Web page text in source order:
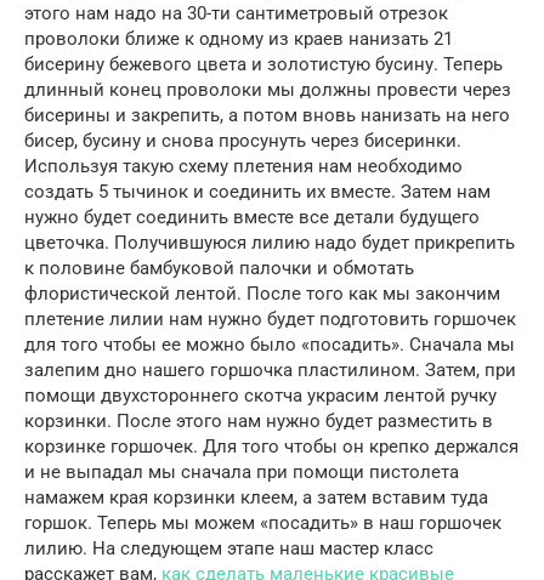
этого нам надо на 30-ти сантиметровый отрезок
проволоки ближе к одному из краев нанизать 21
бисерину бежевого цвета и золотистую бусину. Теперь
длинный конец проволоки мы должны провести через
бисерины и закрепить, а потом вновь нанизать на него
бисер, бусину и снова просунуть через бисеринки.
Используя такую схему плетения нам необходимо
создать 5 тычинок и соединить их вместе. Затем нам
нужно будет соединить вместе все детали будущего
цветочка. Получившуюся лилию надо будет прикрепить
к половине бамбуковой палочки и обмотать
флористической лентой. После того как мы закончим
плетение лилии нам нужно будет подготовить горшочек
для того чтобы ее можно было «посадить». Сначала мы
залепим дно нашего горшочка пластилином. Затем, при
помощи двухстороннего скотча украсим лентой ручку
корзинки. После этого нам нужно будет разместить в
корзинке горшочек. Для того чтобы он крепко держался
и не выпадал мы сначала при помощи пистолета
намажем края корзинки клеем, а затем вставим туда
горшок. Теперь мы можем «посадить» в наш горшочек
лилию. На следующем этапе наш мастер класс
расскажет вам, как сделать маленькие красивые